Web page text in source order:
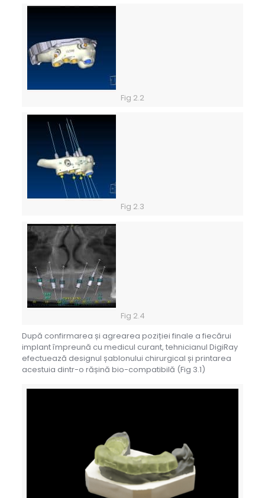
Fig 2.2
Fig 2.3
Fig 2.4
După confirmarea și agrearea poziției finale a fiecărui
implant împreună cu medicul curant, tehnicianul DigiRay
efectuează designul șablonului chirurgical și printarea
acestuia dintr-o rășină bio-compatibilă (Fig 3.1)